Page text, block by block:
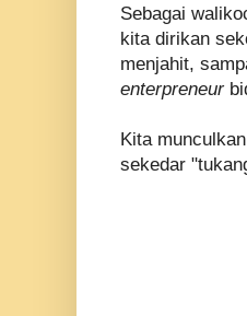
Sebagai waliko
kita dirikan
menjahit,
enterpreneur
Kita
sekedar